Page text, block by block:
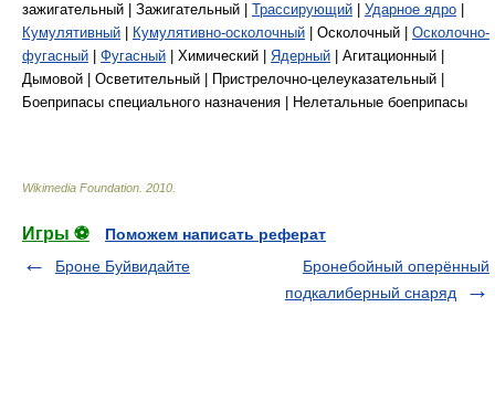
зажигательный | Зажигательный | Трассирующий Ударное ядро
Кумулятивный
Кумулятивно-осколочный | Осколочный | Осколочно-
фугасный
Фугасный | Химический | Ядерный | Агитационный |
Дымовой | Осветительный | Пристрелочно-целеуказательный |
Боеприпасы специального назначения | Нелетальные боеприпасы
Wikimedia Foundation 2010
Игры ⚽
Поможем написать реферат
Броне Буйвидайте
Бронебойный оперённый
подкалиберный снаряд